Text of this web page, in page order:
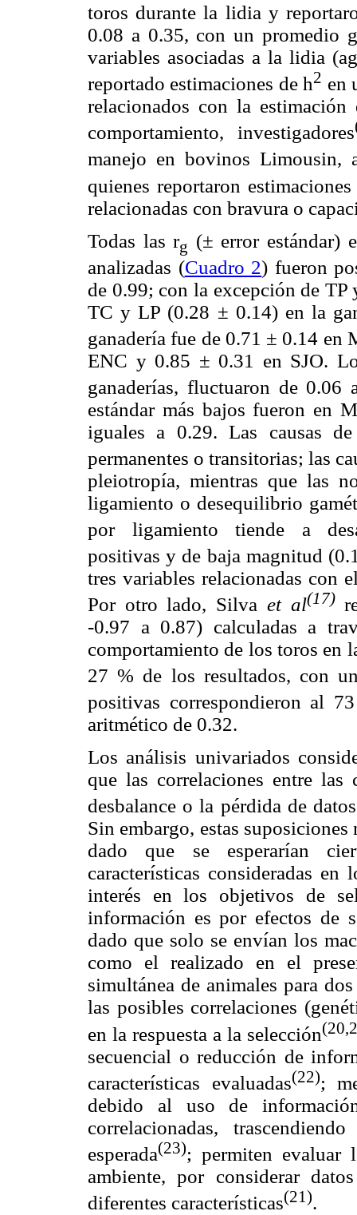
toros durante la lidia y
0.08 a 0.35, con un promedio
variables asociadas a la lidia
reportado estimaciones de h2 en
relacionados con la estimación
comportamiento, investigadores
manejo en bovinos Limousin,
quienes reportaron
relacionadas con bravura o
Todas las rg (± error estándar)
analizadas (Cuadro 2) fueron
de 0.99; con la excepción de
TC y LP (0.28 ± 0.14) en la
ganadería fue de 0.71 ± 0.14
ENC y 0.85 ± 0.31 en SJO.
ganaderías, fluctuaron de 0.06
estándar más bajos fueron en
iguales a 0.29. Las causas
permanentes o transitorias; las
pleiotropía, mientras que las
ligamiento o desequilibrio
por ligamiento tiende a
positivas y de baja magnitud
tres variables relacionadas con
Por otro lado, Silva et al(17)
-0.97 a 0.87) calculadas a
comportamiento de los toros en
27 % de los resultados, con
positivas correspondieron al
aritmético de 0.32.
Los análisis univariados
que las correlaciones entre
desbalance o la pérdida de
Sin embargo, estas
dado que se esperarían
características consideradas
interés en los objetivos de
información es por efectos de
dado que solo se envían los
como el realizado en el
simultánea de animales para
las posibles correlaciones
en la respuesta a la selección
secuencial o reducción de
características evaluadas(22);
debido al uso de
correlacionadas,
esperada(23); permiten evaluar
ambiente, por considerar
diferentes características(21).